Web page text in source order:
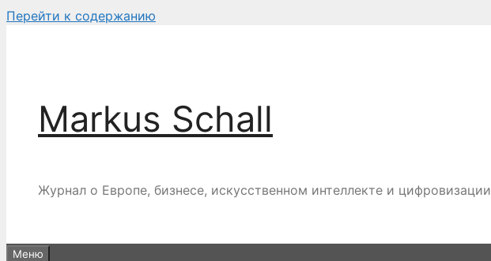
Перейти к содержанию
Markus Schall
Журнал о Европе, бизнесе, искусственном интеллекте и цифровизации
Меню